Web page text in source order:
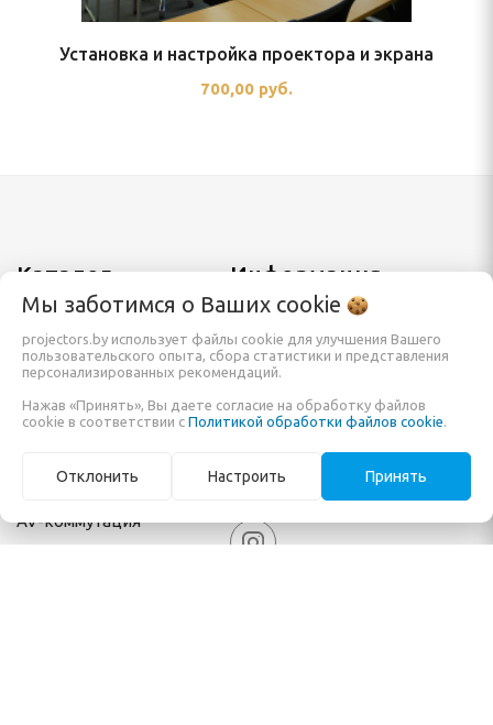
Установка и настройка проектора и экрана
700,00 руб.
Каталог
Проекторы
Экраны для проектора
Кронштейны и крепления
Готовые решения
AV-коммутация
Информация
Заказать
О компании
Обзоры и помощь в
Карта сайта
Мы заботимся о Ваших cookie
projectors.by использует файлы cookie для улучшения Вашего
пользовательского опыта, сбора статистики и представления
персонализированных рекомендаций.
Нажав «Принять», Вы даете согласие на обработку файлов
cookie в соответствии с Политикой обработки файлов cookie.
Отклонить Настроить Принять